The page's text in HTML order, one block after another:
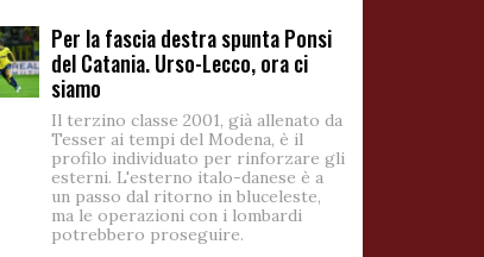
Per la fascia destra spunta Ponsi
del Catania. Urso-Lecco, ora ci
siamo
Il terzino classe 2001, già allenato da
Tesser ai tempi del Modena, è il
profilo individuato per rinforzare gli
esterni. L'esterno italo-danese è a
un passo dal ritorno in bluceleste,
ma le operazioni con i lombardi
potrebbero proseguire.